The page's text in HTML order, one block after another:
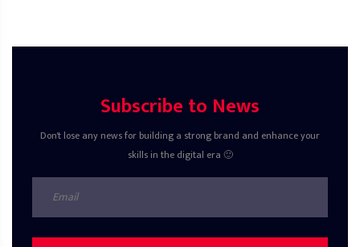
Subscribe to News
Don't lose any news for building a strong brand and enhance your
skills in the digital era 🙂